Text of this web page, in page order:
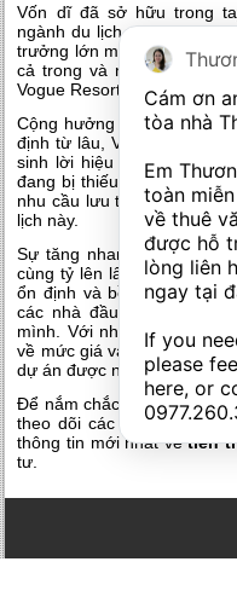
Vốn dĩ đã sở hữu trong
ngành du lịch nghỉ dưỡng,
trưởng lớn mạnh về doanh
cả trong và ngoài nước là
Vogue Resort
tới sự bùng
Cộng hưởng cùng chất
định từ lâu, Vogue Resort
sinh lời hiệu quả bậc
đang bị thiếu hụt trầm
nhu cầu lưu trú rất lớn của
lịch này.
Sự tăng nhanh chóng mặt
cùng tỷ lên lấp phòng
ổn định và bền vững. Đó
các nhà đầu tư trong việc
mình. Với những chính
về mức giá và cam kết lợi
dự án được nhân lên mạnh
Để nắm chắc cơ hội của
theo dõi các bài viết tiếp
thông tin mới nhất vềtiến
tư.
Cám ơn
tòa nhà
Em
toàn
về thuê
được hỗ
lòng liên
ngay tại
If you
please